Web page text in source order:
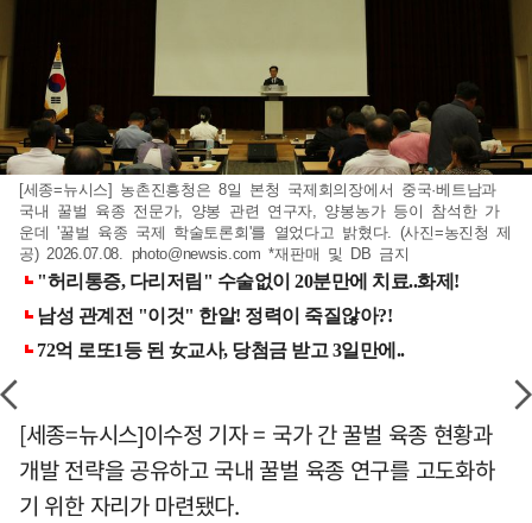
[세종=뉴시스] 농촌진흥청은 8일 본청 국제회의장에서 중국·베트남과
국내 꿀벌 육종 전문가, 양봉 관련 연구자, 양봉농가 등이 참석한 가
운데 '꿀벌 육종 국제 학술토론회'를 열었다고 밝혔다. (사진=농진청 제
공) 2026.07.08. photo@newsis.com *재판매 및 DB 금지
[세종=뉴시스]이수정 기자 = 국가 간 꿀벌 육종 현황과
개발 전략을 공유하고 국내 꿀벌 육종 연구를 고도화하
기 위한 자리가 마련됐다.